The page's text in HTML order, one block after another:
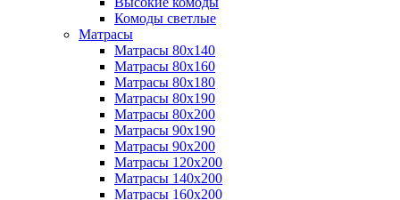
Комоды светлые
Матрасы
Матрасы 80х140
Матрасы 80х160
Матрасы 80х180
Матрасы 80х190
Матрасы 80х200
Матрасы 90х190
Матрасы 90х200
Матрасы 120х200
Матрасы 140х200
Матрасы 160х200